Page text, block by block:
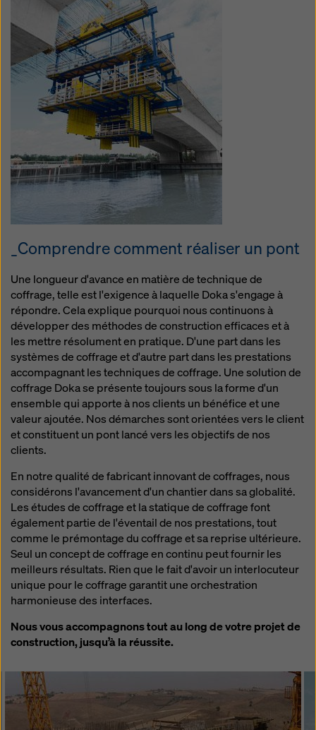
_Comprendre comment réaliser un pont
Une longueur d'avance en matière de technique de
coffrage, telle est l'exigence à laquelle Doka s'engage à
répondre. Cela explique pourquoi nous continuons à
développer des méthodes de construction efficaces et à
les mettre résolument en pratique. D'une part dans les
systèmes de coffrage et d'autre part dans les prestations
accompagnant les techniques de coffrage. Une solution de
coffrage Doka se présente toujours sous la forme d'un
ensemble qui apporte à nos clients un bénéfice et une
valeur ajoutée. Nos démarches sont orientées vers le client
et constituent un pont lancé vers les objectifs de nos
clients.
En notre qualité de fabricant innovant de coffrages, nous
considérons l'avancement d'un chantier dans sa globalité.
Les études de coffrage et la statique de coffrage font
également partie de l'éventail de nos prestations, tout
comme le prémontage du coffrage et sa reprise ultérieure.
Seul un concept de coffrage en continu peut fournir les
meilleurs résultats. Rien que le fait d'avoir un interlocuteur
unique pour le coffrage garantit une orchestration
harmonieuse des interfaces.
Nous vous accompagnons tout au long de votre projet de
construction, jusqu’à la réussite.
manière soient soumises à l'accès des autorités de
ces pays tiers à des fins de contrôle et de surveillance
et qu'il n'y ait pas de recours juridique efficace contre
cela. Vous pouvez rejeter tous les cookies nécessitant
un consentement en cliquant sur « Rejeter » ou en
ajustant vosparamètres de cookies
paramètres de cookies au bas de ce site web et en
utilisant les cases à cocher correspondantes. Vous
pouvez révoquer votre consentement à tout moment,
avec effet futur et sans indication de motif, en cliquant
surparamètres de cookiesau bas de ce site web.
Vous trouverez de plus amples informations sur nos
dans notre politique de confidentialité
vous offrons également la possibilité de sélectionner